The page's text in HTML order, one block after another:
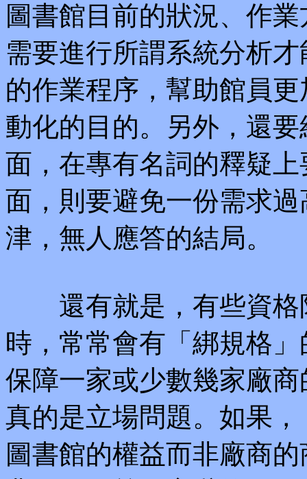
圖書館目前的狀況、作
需要進行所謂系統分析
的作業程序，幫助館員
動化的目的。另外，還
面，在專有名詞的釋疑
面，則要避免一份需求
津，無人應答的結局。
還有就是，有些資格
時，常常會有「綁規格
保障一家或少數幾家廠
真的是立場問題。如果
圖書館的權益而非廠商